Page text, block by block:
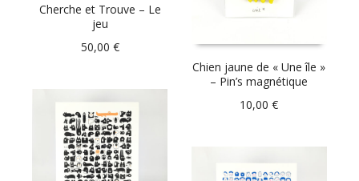
Cherche et Trouve – Le
jeu
50,00 €
Chien jaune de « Une île »
– Pin’s magnétique
10,00€